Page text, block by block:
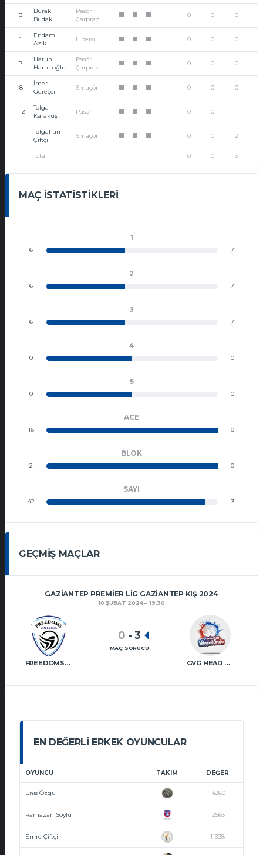
3
Burak
Budak
Pasör
Çarprazı
0 0 0
1
Endam
Azik
Libero 0 0 0
7
Harun
Hamisoğlu
Pasör
Çarprazı
0 0 0
8
İmer
Gereçci
Smaçör 0 0 0
12
Tolga
Karakuş
Pasör 0 0 1
1
Tolgahan
Çiftçi
Smaçör 0 0 2
Total 0 0 3
MAÇ İSTATISTIKLERI
1
6 7
2
6 7
3
6 7
4
0 0
5
0 0
ACE
16 0
BLOK
2 0
SAYI
42 3
GEÇMIŞ MAÇLAR
GAZIANTEP PREMIER LIG GAZIANTEP KIŞ 2024
10 ŞUBAT 2024 19:30
FREEDOMS VT GVG HEAD SHOT VT
0 - 3
MAÇ SONUCU
EN DEĞERLI ERKEK OYUNCULAR
OYUNCU TAKIM DEĞER
Enis Özgü 14360
Ramazan Soylu 12563
Emre Çiftçi 11938